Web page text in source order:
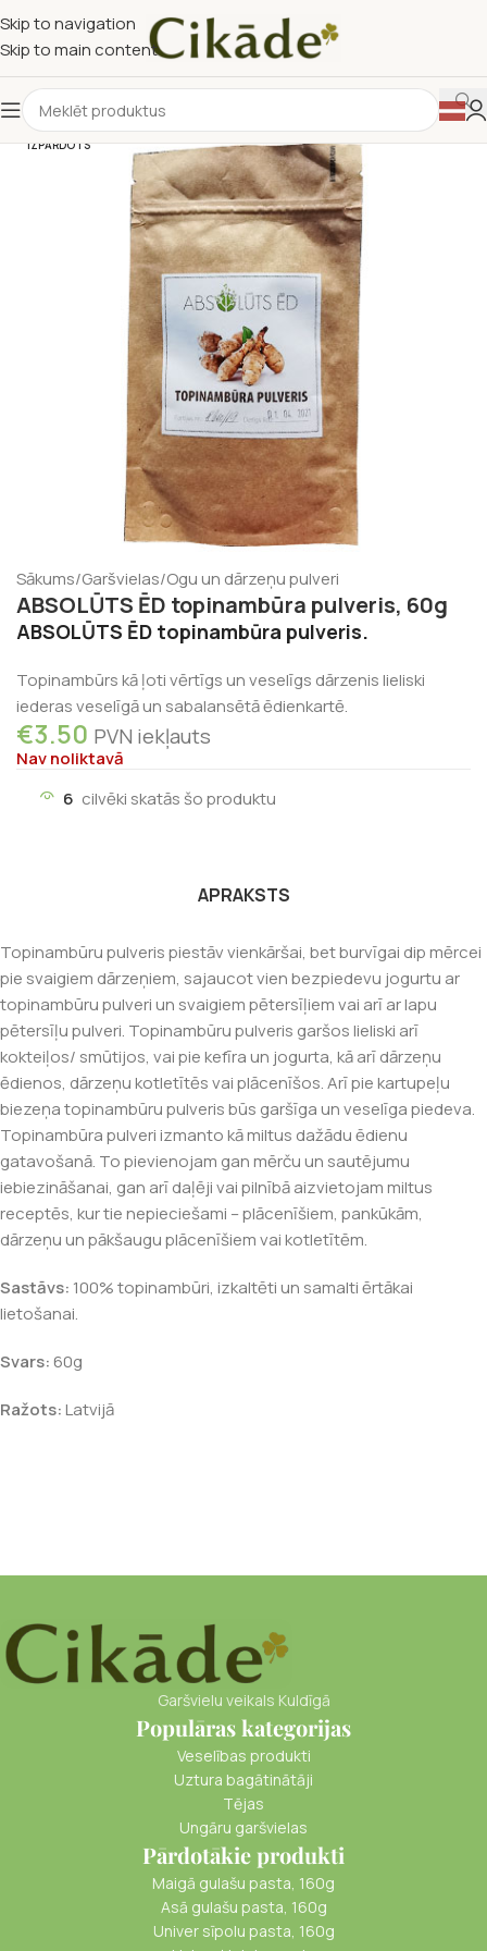
Skip to navigation
Skip to main content
IZPĀRDOTS
Sākums/Garšvielas/Ogu un dārzeņu pulveri
ABSOLŪTS ĒD topinambūra pulveris, 60g
ABSOLŪTS ĒD topinambūra pulveris.
Topinambūrs kā ļoti vērtīgs un veselīgs dārzenis lieliski
iederas veselīgā un sabalansētā ēdienkartē.
€3.50 PVN iekļauts
Nav noliktavā
6 cilvēki skatās šo produktu
APRAKSTS
Topinambūru pulveris piestāv vienkāršai, bet burvīgai dip mērcei
pie svaigiem dārzeņiem, sajaucot vien bezpiedevu jogurtu ar
topinambūru pulveri un svaigiem pētersīļiem vai arī ar lapu
pētersīļu pulveri. Topinambūru pulveris garšos lieliski arī
kokteiļos/ smūtijos, vai pie kefīra un jogurta, kā arī dārzeņu
ēdienos, dārzeņu kotletītēs vai plācenīšos. Arī pie kartupeļu
biezeņa topinambūru pulveris būs garšīga un veselīga piedeva.
Topinambūra pulveri izmanto kā miltus dažādu ēdienu
gatavošanā. To pievienojam gan mērču un sautējumu
iebiezināšanai, gan arī daļēji vai pilnībā aizvietojam miltus
receptēs, kur tie nepieciešami – plācenīšiem, pankūkām,
dārzeņu un pākšaugu plācenīšiem vai kotletītēm.
Sastāvs: 100% topinambūri, izkaltēti un samalti ērtākai
lietošanai.
Svars:60g
Ražots:Latvijā
Garšvielu veikals Kuldīgā
Populāras kategorijas
Veselības produkti
Uztura bagātinātāji
Tējas
Ungāru garšvielas
Pārdotākie produkti
Maigā gulašu pasta, 160g
Asā gulašu pasta, 160g
Univer sīpolu pasta, 160g